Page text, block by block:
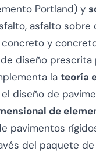
Portland) y
asfalto sobre
y
diseño prescrita
la teoría
el diseño de
de
pavimentos
del paquete